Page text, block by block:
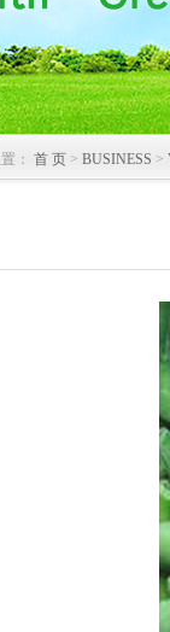
： 首 页 > BUSINESS >